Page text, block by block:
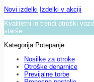
Novi izdelki Izdelki v akciji
Kvalitetni in trendi otroški
starše.
Kategorija Potepanje
Nosilke za otroke
Otroške denarnice
Previjalne torbe